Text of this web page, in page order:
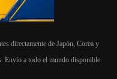
directamente de Japón, Corea y
Envío a todo el mundo disponible.